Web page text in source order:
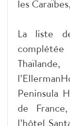
les
La liste
Peninsula
de
l’hôtel